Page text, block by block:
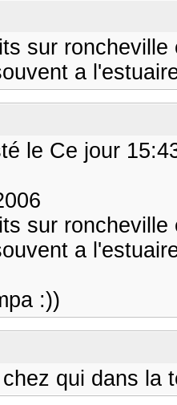
sur
a
le Ce jour
sur
a
:))
qui dans la